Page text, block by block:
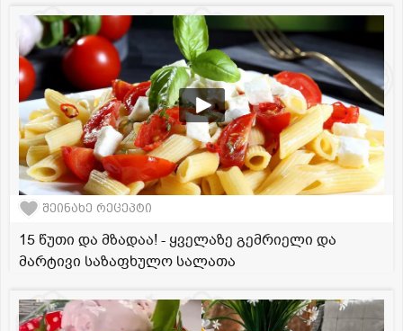
შეინახე რეცეპტი
15 წუთი და მზადაა! - ყველაზე გემრიელი და
მარტივი საზაფხულო სალათა